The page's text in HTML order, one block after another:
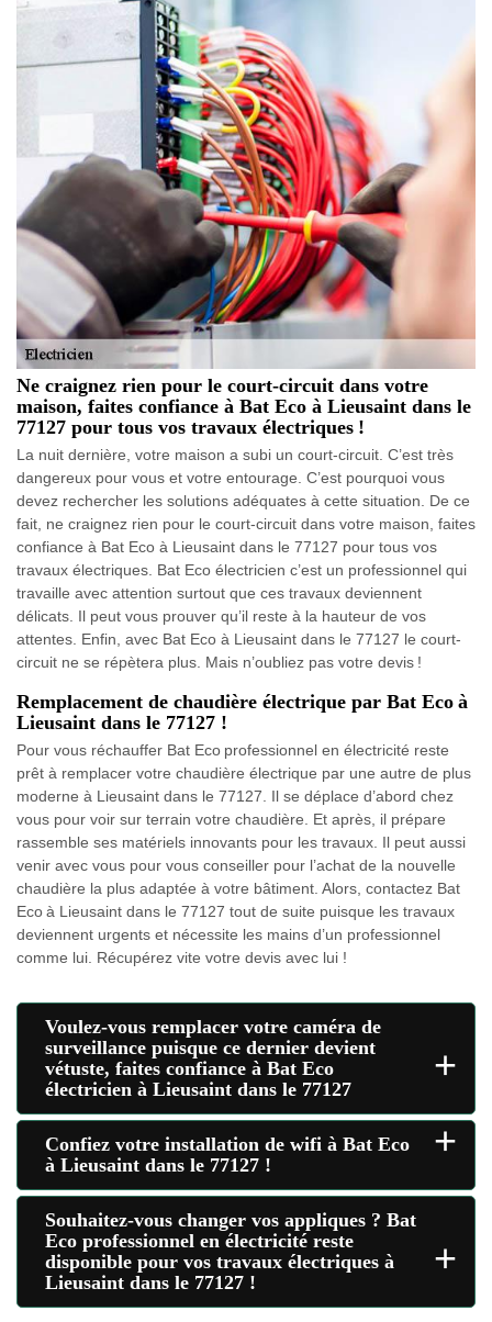
Ne craignez rien pour le court-circuit dans votre
maison, faites confiance à Bat Eco à Lieusaint dans le
77127 pour tous vos travaux électriques !
La nuit dernière, votre maison a subi un court-circuit. C’est très
dangereux pour vous et votre entourage. C’est pourquoi vous
devez rechercher les solutions adéquates à cette situation. De ce
fait, ne craignez rien pour le court-circuit dans votre maison, faites
confiance à Bat Eco à Lieusaint dans le 77127 pour tous vos
travaux électriques. Bat Eco électricien c’est un professionnel qui
travaille avec attention surtout que ces travaux deviennent
délicats. Il peut vous prouver qu’il reste à la hauteur de vos
attentes. Enfin, avec Bat Eco à Lieusaint dans le 77127 le court-
circuit ne se répètera plus. Mais n’oubliez pas votre devis !
Remplacement de chaudière électrique par Bat Eco à
Lieusaint dans le 77127 !
Pour vous réchauffer Bat Eco professionnel en électricité reste
prêt à remplacer votre chaudière électrique par une autre de plus
moderne à Lieusaint dans le 77127. Il se déplace d’abord chez
vous pour voir sur terrain votre chaudière. Et après, il prépare
rassemble ses matériels innovants pour les travaux. Il peut aussi
venir avec vous pour vous conseiller pour l’achat de la nouvelle
chaudière la plus adaptée à votre bâtiment. Alors, contactez Bat
Eco à Lieusaint dans le 77127 tout de suite puisque les travaux
deviennent urgents et nécessite les mains d’un professionnel
comme lui. Récupérez vite votre devis avec lui !
Voulez-vous remplacer votre caméra de
surveillance puisque ce dernier devient
vétuste, faites confiance à Bat Eco
électricien à Lieusaint dans le 77127
+
Confiez votre installation de wifi à Bat Eco
à Lieusaint dans le 77127 !
+
Souhaitez-vous changer vos appliques ? Bat
Eco professionnel en électricité reste
disponible pour vos travaux électriques à
Lieusaint dans le 77127 !
+